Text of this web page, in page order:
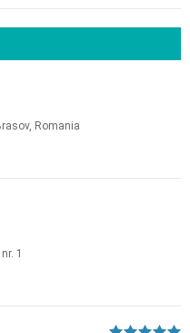
Romania
1